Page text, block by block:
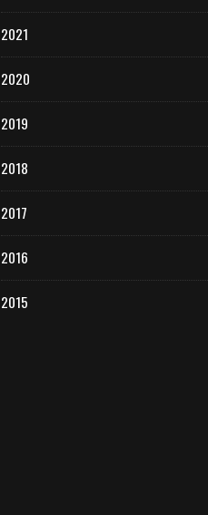
2021
2020
2019
2018
2017
2016
2015